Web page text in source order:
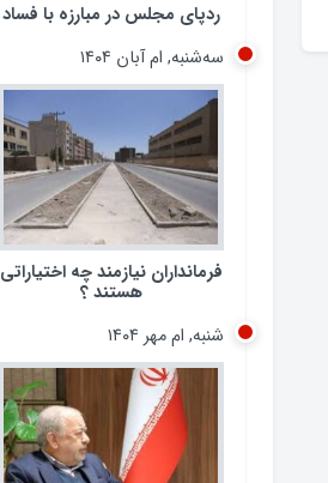
ردپای مجلس در مبارزه با فساد
سه‌شنبه, ام آبان ۱۴۰۴
فرمانداران نیازمند چه اختیاراتی
هستند ؟
شنبه, ام مهر ۱۴۰۴